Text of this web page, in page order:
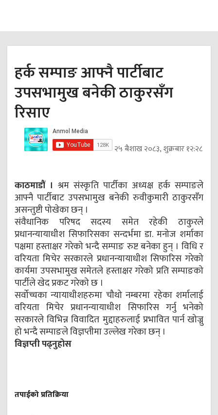
हर्क सम्पाङ आफ्नै पार्टीबाट
उपसभामुख बनेकी ठाकुरसँग
रिसाए
२५ बैशाख २०८३, शुक्रबार १२:२८
काठमाडौं । श्रम संस्कृति पार्टीका अध्यक्ष हर्क सम्पाङले
आफ्नै पार्टीबाट उपसभामुख बनेकी रुवीकुमारी ठाकुरसँग
असन्तुष्टी पोखेका छन् ।
संवैधानिक परिषद सदस्य समेत रहेकी ठाकुरले
प्रधानन्यायाधीश सिफारिसका सन्दर्भमा डा. मनोज शर्माका
पक्षमा हस्ताक्षर गरेको भन्दै सम्पाङ रुष्ट बनेका हुन् । विधि र
वरियता मिचेर सरकारले प्रधानन्यायाधीश सिफारिस गरेको
कार्यमा उपसभामुख समेतले हस्ताक्षर गरेको प्रति सम्पाङको
पार्टीले खेद प्रकट गरेको छ ।
सर्वोच्चका न्यायाधीशहरुमा चौथो नम्बरमा रहेका शर्मालाई
वरियता मिचेर प्रधानन्यायाधीश सिफारिस गर्नु भनेको
सरकारले विभिन्न विवादित मुद्दाहरुलाई प्रभावित पार्न खोज्नु
हो भन्दै सम्पाङले विज्ञप्तीमा उल्लेख गरेका छन् ।
विज्ञप्ती पढ्नुहोस
तपाईको प्रतिक्रिया